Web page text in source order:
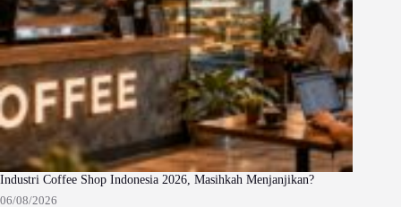
Industri Coffee Shop Indonesia 2026, Masihkah Menjanjikan?
06/08/2026